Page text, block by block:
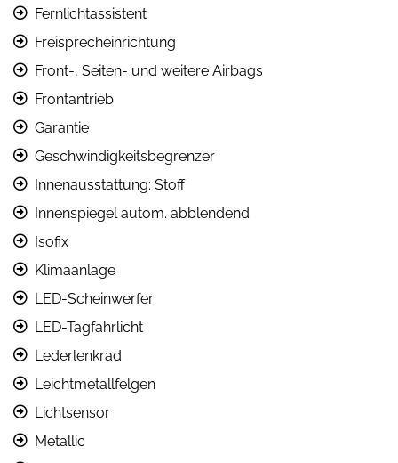
Fernlichtassistent
Freisprecheinrichtung
Front-, Seiten- und weitere Airbags
Frontantrieb
Garantie
Geschwindigkeitsbegrenzer
Innenausstattung: Stoff
Innenspiegel autom. abblendend
Isofix
Klimaanlage
LED-Scheinwerfer
LED-Tagfahrlicht
Lederlenkrad
Leichtmetallfelgen
Lichtsensor
Metallic